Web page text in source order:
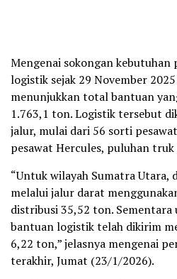
Mengenai sokongan kebutuhan
logistik sejak 29 November
menunjukkan total bantuan
1.763,1 ton. Logistik tersebut
jalur, mulai dari 56 sorti
pesawat Hercules, puluhan
“Untuk wilayah Sumatra Utara,
melalui jalur darat
distribusi 35,52 ton.
bantuan logistik telah dikirim
6,22 ton,” jelasnya mengenai
terakhir, Jumat (23/1/2026).